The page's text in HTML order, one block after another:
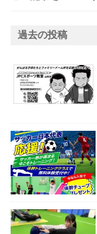
過去の投稿